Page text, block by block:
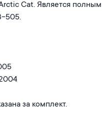
Cat. Является
505.
за комплект.